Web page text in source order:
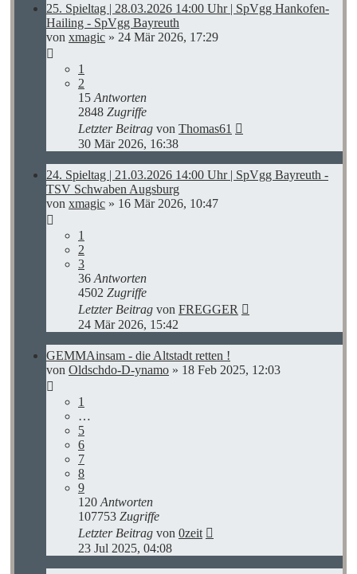
25. Spieltag | 28.03.2026 14:00 Uhr | SpVgg Hankofen-
Hailing - SpVgg Bayreuth
von xmagic » 24 Mär 2026, 17:29
1
2
15 Antworten
2848 Zugriffe
Letzter Beitrag von Thomas61
30 Mär 2026, 16:38
24. Spieltag | 21.03.2026 14:00 Uhr | SpVgg Bayreuth -
TSV Schwaben Augsburg
von xmagic » 16 Mär 2026, 10:47
1
2
3
36 Antworten
4502 Zugriffe
Letzter Beitrag von FREGGER
24 Mär 2026, 15:42
GEMMAinsam - die Altstadt retten !
von Oldschdo-D-ynamo » 18 Feb 2025, 12:03
1
…
5
6
7
8
9
120 Antworten
107753 Zugriffe
Letzter Beitrag von 0zeit
23 Jul 2025, 04:08